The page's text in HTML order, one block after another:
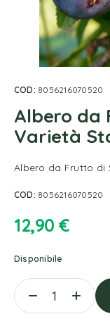
COD: 8056216070520
Albero da
Varietà
Albero da Frutto di
COD: 8056216070520
12,90 €
Disponibile